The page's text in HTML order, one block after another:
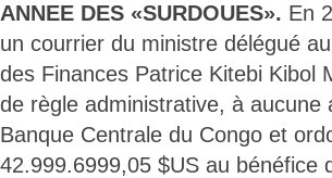
ANNEE DES «SURDOUES». En
un courrier du ministre délégué
des Finances Patrice Kitebi Kibol
de règle administrative, à
Banque Centrale du Congo et
42.999.6999,05 $US au bénéfice